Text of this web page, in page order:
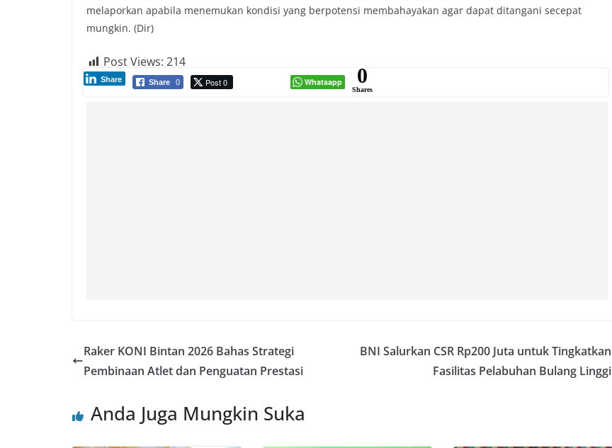
melaporkan apabila menemukan kondisi yang berpotensi membahayakan agar dapat ditangani secepat
mungkin. (Dir)
Post Views: 214
Share 0 Post 0
Share Whatsapp 0
Shares
Raker KONI Bintan 2026 Bahas Strategi
Pembinaan Atlet dan Penguatan Prestasi
BNI Salurkan CSR Rp200 Juta untuk Tingkatkan
Fasilitas Pelabuhan Bulang Linggi
Anda Juga Mungkin Suka